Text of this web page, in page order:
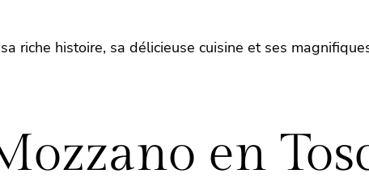
riche histoire, sa délicieuse cuisine et ses
en